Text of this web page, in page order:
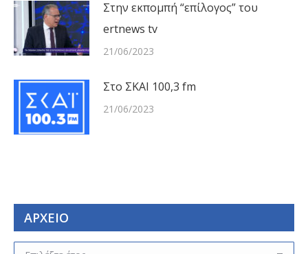
Στην εκπομπή “επίλογος” του
ertnews tv
21/06/2023
Στο ΣΚΑΙ 100,3 fm
21/06/2023
ΑΡΧΕΙΟ
ΑΡΧΕΙΟ